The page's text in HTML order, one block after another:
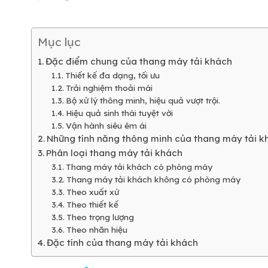
Mục lục
Đặc điểm chung của thang máy tải khách
Thiết kế đa dạng, tối ưu
Trải nghiệm thoải mái
Bộ xử lý thông minh, hiệu quả vượt trội.
Hiệu quả sinh thái tuyệt vời
Vận hành siêu êm ái
Những tính năng thông minh của thang máy tải
Phân loại thang máy tải khách
Thang máy tải khách có phòng máy
Thang máy tải khách không có phòng máy
Theo xuất xứ
Theo thiết kế
Theo trọng lượng
Theo nhãn hiệu
Đặc tính của thang máy tải khách